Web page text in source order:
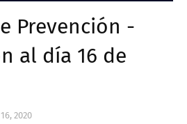
Prevención -
al día 16 de
2020